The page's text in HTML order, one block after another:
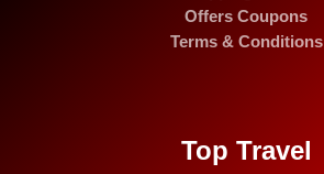
Offers Coupons
Terms & Conditions
Top Travel